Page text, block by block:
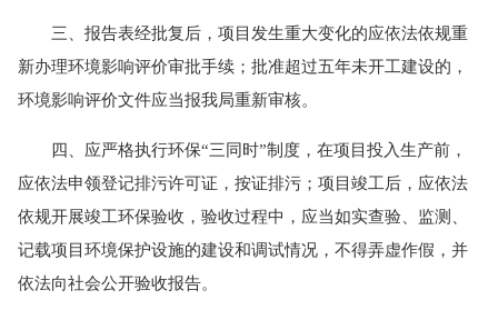
三、报告表经批复后，项目发生重大变化的应依法依规重
新办理环境影响评价审批手续；批准超过五年未开工建设的，
环境影响评价文件应当报我局重新审核。
四、应严格执行环保“三同时”制度，在项目投入生产前，
应依法申领登记排污许可证，按证排污；项目竣工后，应依法
依规开展竣工环保验收，验收过程中，应当如实查验、监测、
记载项目环境保护设施的建设和调试情况，不得弄虚作假，并
依法向社会公开验收报告。